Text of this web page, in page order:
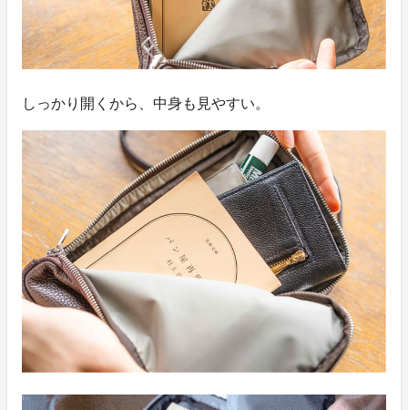
しっかり開くから、中身も見やすい。